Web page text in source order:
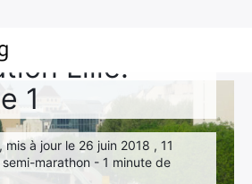
Lille:
1
mis à jour le 26 juin 2018 , 11
marathon - 1 minute de
Lille: Semaine 1